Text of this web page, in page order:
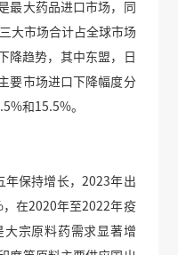
最大药品进口市场，同
大市场合计占全球市场
降趋势，其中东盟，日
要市场进口下降幅度分
和15.5%。
保持增长，2023年出
在2020年至2022年疫
宗原料药需求显著增